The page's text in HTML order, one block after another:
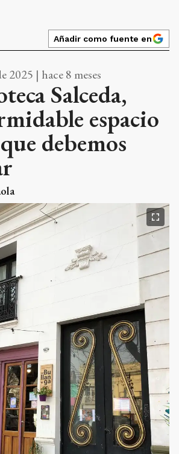
Añadir como fuente en
2025 | hace 8 meses
Salceda,
espacio
debemos